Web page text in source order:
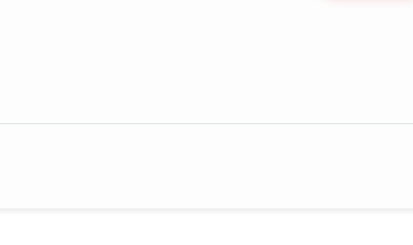
• 30 Mar, 2026